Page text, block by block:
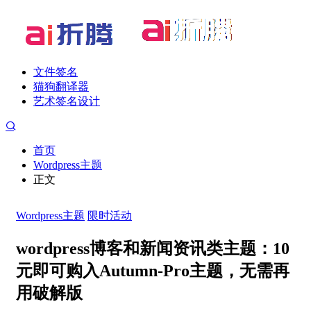
文件签名
猫狗翻译器
艺术签名设计
首页
Wordpress主题
正文
Wordpress主题 限时活动
wordpress博客和新闻资讯类主题：10
元即可购入Autumn-Pro主题，无需再
用破解版